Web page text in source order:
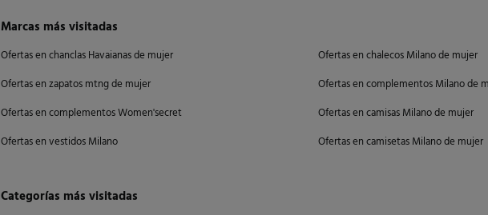
Marcas más visitadas
Ofertas en chanclas Havaianas de mujer
Ofertas en zapatos mtng de mujer
Ofertas en complementos Women'secret
Ofertas en vestidos Milano
Ofertas en chalecos Milano de mujer
Ofertas en complementos Milano de
Ofertas en camisas Milano de mujer
Ofertas en camisetas Milano de mujer
Categorías más visitadas